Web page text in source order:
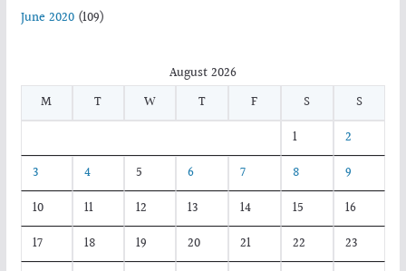
June 2020(109)
August 2026
M
T W T F S
S
1
2
3
4 5 6 7 8
9
10
11 12 13 14 15
16
17
18 19 20 21 22
23